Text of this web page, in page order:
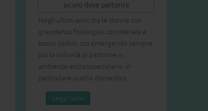
Negli ultimi anni, tra le donne con
gravidanza fisiologica considerata a
basso rischio, sta emergendo sempre
più la volontà di partorire in
ambiente extraospedaliero, in
particolare quello domestico. ...
Leggi tutto